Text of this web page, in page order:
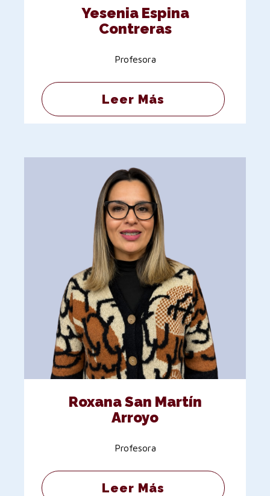
Yesenia Espina
Contreras
Profesora
Leer Más
Roxana San Martín
Arroyo
Profesora
Leer Más